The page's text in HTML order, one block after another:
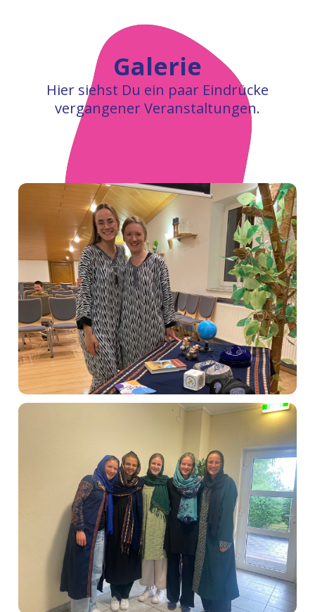
Galerie
Hier siehst Du ein paar Eindrücke
vergangener Veranstaltungen.